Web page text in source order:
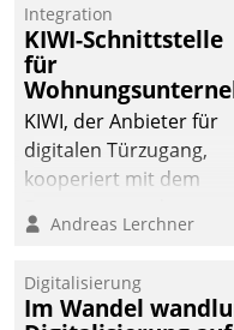
Integration
KIWI-Schnittstelle
für
KIWI, der Anbieter für
digitalen Türzugang,
kooperiert mit dem
Andreas Lerchner
Digitalisierung
Im Wandel